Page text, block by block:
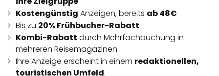
Kostengünstig Anzeigen, bereits ab 48€
Bis zu 20% Frühbucher-Rabatt
Kombi-Rabatt durch Mehrfachbuchung in
mehreren Reisemagazinen.
Ihre Anzeige erscheint in einem redaktionellen,
touristischen Umfeld.